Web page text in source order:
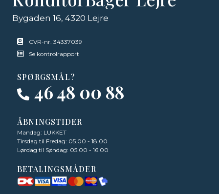
Bygaden 16, 4320 Lejre
CVR-nr. 34337039
Se kontrolrapport
SPØRGSMÅL?
46 48 00 88
ÅBNINGSTIDER
Mandag: LUKKET
Tirsdag til Fredag: 05.00 - 18.00
Lørdag til Søndag: 05.00 - 16.00
BETALINGSMÅDER